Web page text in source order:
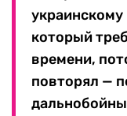
украинскому
который
времени,
повторял —